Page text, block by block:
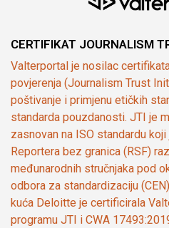
CERTIFIKAT JOURNALISM
Valterportal je nosilac
povjerenja (Journalism Trust
poštivanje i primjenu etičkih
standarda pouzdanosti. JTI je
zasnovan na ISO standardu
Reportera bez granica (RSF)
međunarodnih stručnjaka pod
odbora za standardizaciju
kuća Deloitte je certificirala
programu JTI i CWA